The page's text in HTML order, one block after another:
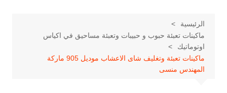
الرئيسية
ماكينات تعبئة حبوب و حبيبات وتعبئة مساحيق في اكياس
اوتوماتيك
ماكينات تعبئة وتغليف شاى الاعشاب موديل 905 ماركة
المهندس منسى